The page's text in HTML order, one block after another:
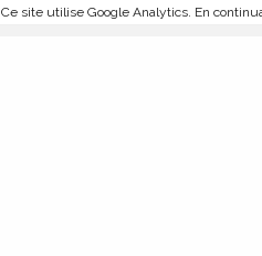
Ce site utilise Google Analytics. En